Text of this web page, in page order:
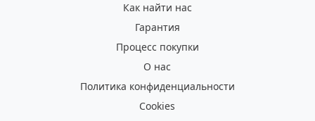
Как найти нас
Гарантия
Процесс покупки
О нас
Политика конфиденциальности
Cookies